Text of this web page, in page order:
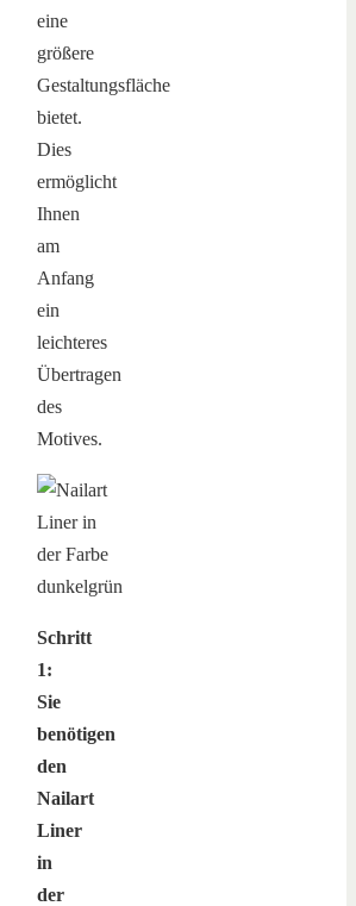
eine
größere
Gestaltungsfläche
bietet.
Dies
ermöglicht
Ihnen
am
Anfang
ein
leichteres
Übertragen
des
Motives.
Schritt
1:
Sie
benötigen
den
Nailart
Liner
in
der